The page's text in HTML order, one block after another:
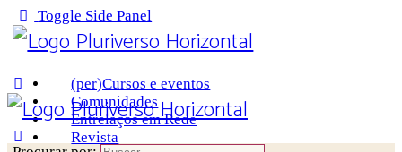
Toggle Side Panel
(per)Cursos e eventos
Comunidades
Entrelaços em Rede
Revista